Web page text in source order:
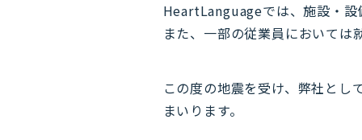
HeartLanguageでは、施設・設
また、一部の従業員において
この度の地震を受け、弊社とし
まいります。